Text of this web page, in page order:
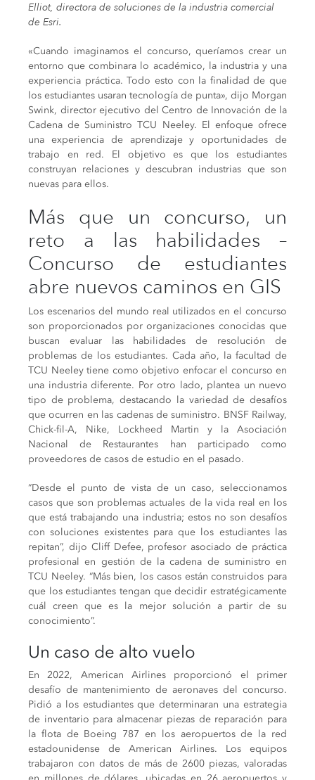
Elliot, directora de soluciones de la industria comercial
de Esri.
«Cuando imaginamos el concurso, queríamos crear un
entorno que combinara lo académico, la industria y una
experiencia práctica. Todo esto con la finalidad de que
los estudiantes usaran tecnología de punta», dijo Morgan
Swink, director ejecutivo del Centro de Innovación de la
Cadena de Suministro TCU Neeley. El enfoque ofrece
una experiencia de aprendizaje y oportunidades de
trabajo en red. El objetivo es que los estudiantes
construyan relaciones y descubran industrias que son
nuevas para ellos.
Más que un concurso, un
reto a las habilidades –
Concurso de estudiantes
abre nuevos caminos en GIS
Los escenarios del mundo real utilizados en el concurso
son proporcionados por organizaciones conocidas que
buscan evaluar las habilidades de resolución de
problemas de los estudiantes. Cada año, la facultad de
TCU Neeley tiene como objetivo enfocar el concurso en
una industria diferente. Por otro lado, plantea un nuevo
tipo de problema, destacando la variedad de desafíos
que ocurren en las cadenas de suministro. BNSF Railway,
Chick-fil-A, Nike, Lockheed Martin y la Asociación
Nacional de Restaurantes han participado como
proveedores de casos de estudio en el pasado.
“Desde el punto de vista de un caso, seleccionamos
casos que son problemas actuales de la vida real en los
que está trabajando una industria; estos no son desafíos
con soluciones existentes para que los estudiantes las
repitan”, dijo Cliff Defee, profesor asociado de práctica
profesional en gestión de la cadena de suministro en
TCU Neeley. “Más bien, los casos están construidos para
que los estudiantes tengan que decidir estratégicamente
cuál creen que es la mejor solución a partir de su
conocimiento”.
Un caso de alto vuelo
En 2022, American Airlines proporcionó el primer
desafío de mantenimiento de aeronaves del concurso.
Pidió a los estudiantes que determinaran una estrategia
de inventario para almacenar piezas de reparación para
la flota de Boeing 787 en los aeropuertos de la red
estadounidense de American Airlines. Los equipos
trabajaron con datos de más de 2600 piezas, valoradas